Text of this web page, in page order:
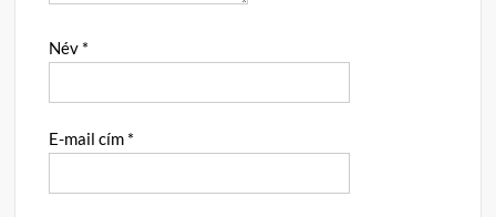
Név *
E-mail cím *